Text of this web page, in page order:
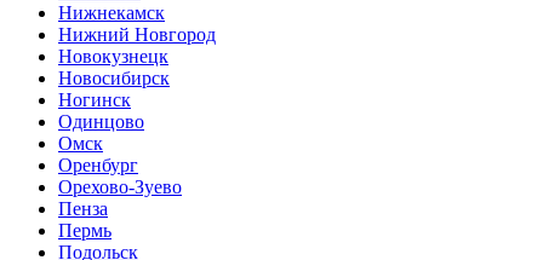
Нижнекамск
Нижний Новгород
Новокузнецк
Новосибирск
Ногинск
Одинцово
Омск
Оренбург
Орехово-Зуево
Пенза
Пермь
Подольск